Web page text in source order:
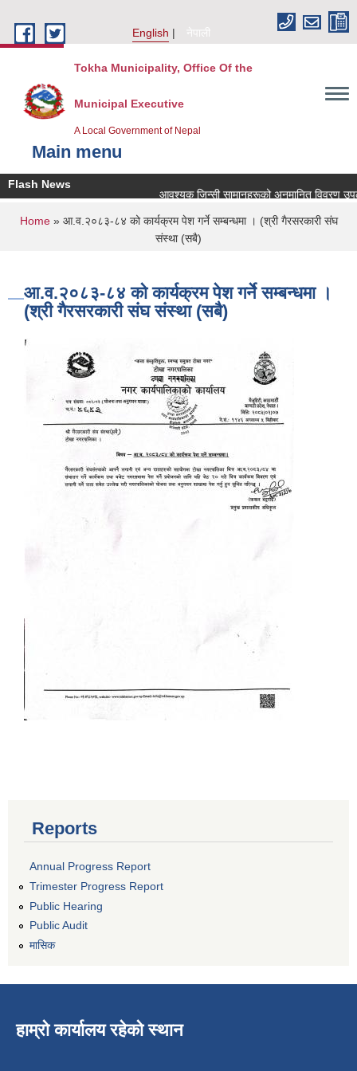
English
नेपाली
Tokha Municipality, Office Of the
Municipal Executive
A Local Government of Nepal
Main menu
Flash News
आवश्यक जिन्सी सामानहरूको अनुमानित विवरण
You are here
Home» आ.व.२०८३-८४ को कार्यक्रम पेश गर्ने सम्बन्धमा । (श्री गैरसरकारी संघ
संस्था (सबै)
आ.व.२०८३-८४ को कार्यक्रम पेश गर्ने सम्बन्धमा ।
(श्री गैरसरकारी संघ संस्था (सबै)
Reports
Annual Progress Report
Trimester Progress Report
Public Hearing
Public Audit
मासिक
हाम्रो कार्यालय रहेको स्थान